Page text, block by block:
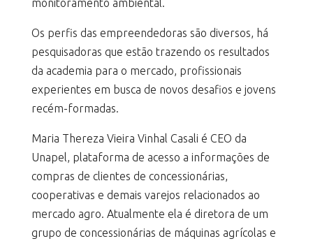
monitoramento ambiental.
Os perfis das empreendedoras são diversos, há
pesquisadoras que estão trazendo os resultados
da academia para o mercado, profissionais
experientes em busca de novos desafios e jovens
recém-formadas.
Maria Thereza Vieira Vinhal Casali é CEO da
Unapel, plataforma de acesso a informações de
compras de clientes de concessionárias,
cooperativas e demais varejos relacionados ao
mercado agro. Atualmente ela é diretora de um
grupo de concessionárias de máquinas agrícolas e